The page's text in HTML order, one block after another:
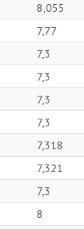
8,055
7,77
7,3
7,3
7,3
7,3
7,318
7,321
7,3
8